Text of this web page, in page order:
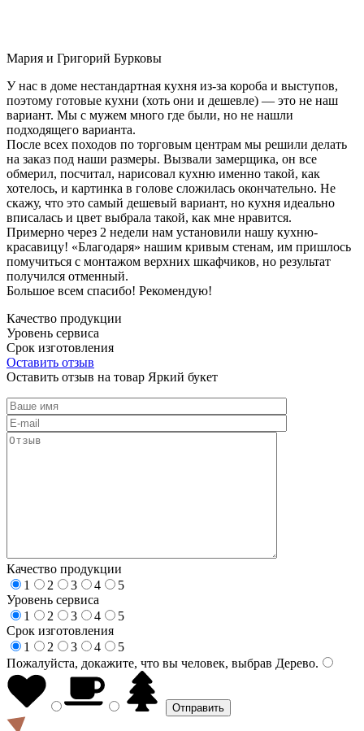
Мария и Григорий Бурковы
У нас в доме нестандартная кухня из-за короба и выступов,
поэтому готовые кухни (хоть они и дешевле) — это не наш
вариант. Мы с мужем много где были, но не нашли
подходящего варианта.
После всех походов по торговым центрам мы решили делать
на заказ под наши размеры. Вызвали замерщика, он все
обмерил, посчитал, нарисовал кухню именно такой, как
хотелось, и картинка в голове сложилась окончательно. Не
скажу, что это самый дешевый вариант, но кухня идеально
вписалась и цвет выбрала такой, как мне нравится.
Примерно через 2 недели нам установили нашу кухню-
красавицу! «Благодаря» нашим кривым стенам, им пришлось
помучиться с монтажом верхних шкафчиков, но результат
получился отменный.
Большое всем спасибо! Рекомендую!
Качество продукции
Уровень сервиса
Срок изготовления
Оставить отзыв
Оставить отзыв на товар Яркий букет
Качество продукции
1
2 3 4
5
Уровень сервиса
1
2 3 4
5
Срок изготовления
1
2 3 4
5
Пожалуйста, докажите, что вы человек, выбрав Дерево.